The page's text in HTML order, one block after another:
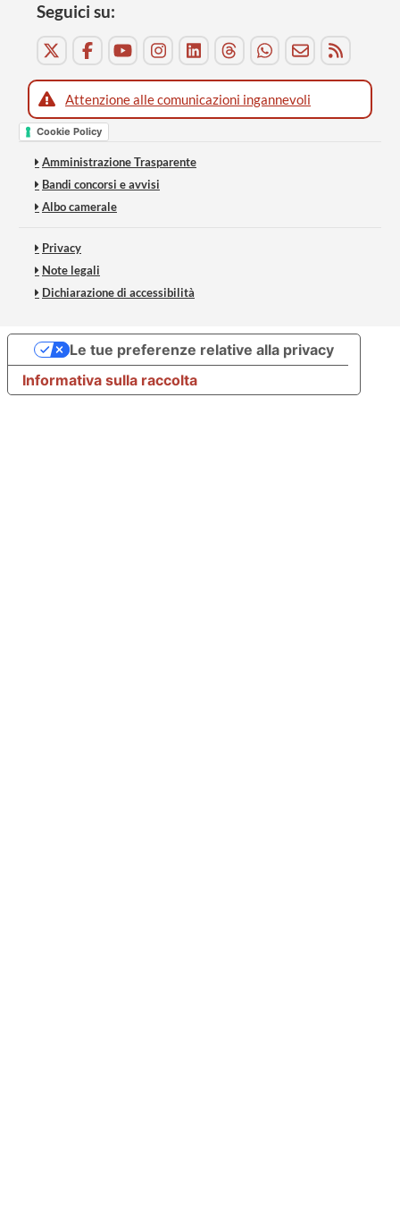
Seguici su:
Attenzione alle comunicazioni ingannevoli
Cookie Policy
Amministrazione Trasparente
Bandi concorsi e avvisi
Albo camerale
Privacy
Note legali
Dichiarazione di accessibilità
Informativa sulla raccolta
Le tue preferenze relative alla privacy